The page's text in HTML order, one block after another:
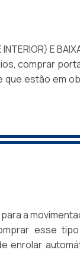
E
comprar
que estão em
o que atende
versáteis, uma
do cliente e de
moderno,
Bastante
a
esse
enrolar